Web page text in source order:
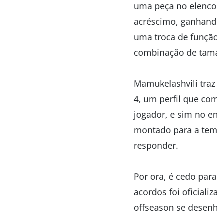
uma peça no
acréscimo,
uma troca de
combinação de
Mamukelashvili
4, um perfil que
jogador, e sim no
montado para a
responder.
Por ora, é cedo
acordos foi
offseason se